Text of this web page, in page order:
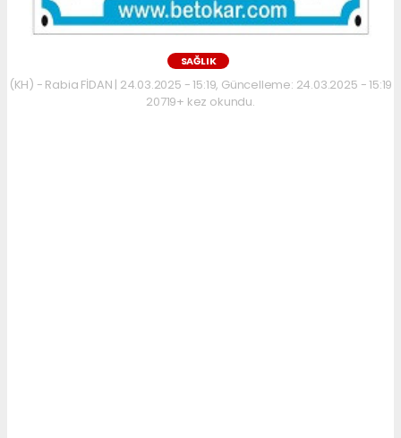
SAĞLIK
(KH) - Rabia FİDAN | 24.03.2025 - 15:19, Güncelleme: 24.03.2025 - 15:19
20719+ kez okundu.